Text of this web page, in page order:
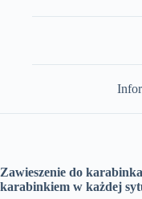
Zawieszenie do
karabinkiem w każdej